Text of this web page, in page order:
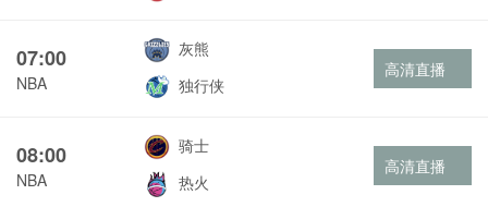
07:00
NBA
灰熊
独行侠
高清直播
08:00
NBA
骑士
热火
高清直播